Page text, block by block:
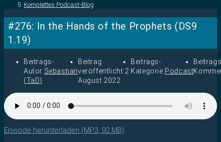
Komplettes Podcast-Blog
#276: In the Hands of the Prophets (DS9
1.19)
Beitrags-
Autor:Sebastian
(TaD)
Beitrag
veröffentlicht:2.
August 2022
Beitrags-
Kategorie:Podcast
Episode herunterladen (MP3, 92 MB)